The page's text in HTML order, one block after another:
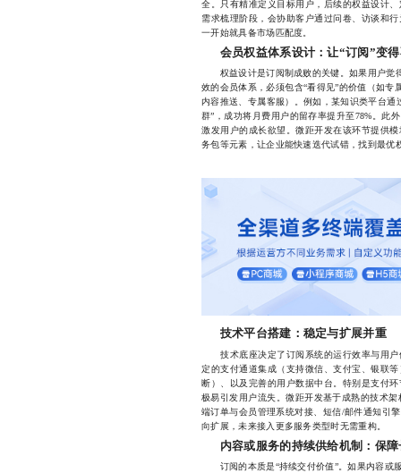
全。只有精准定义目标用户，后续的权益设计
需求梳理阶段，会协助客户通过问卷、访谈和
一开始就具备市场匹配度。
会员权益体系设计：让“订阅”变
权益设计是订阅制成败的关键。如果用户觉
效的会员体系，必须包含“看得见”的价值（如专
内容推送、专属客服）。例如，某知识类平台
群”，成功将月费用户的留存率提升至78%。此
激发用户的成长欲望。微距开发在该环节提供
务包等元素，让企业能快速迭代试错，找到最优
技术平台搭建：稳定与扩展并重
技术底座决定了订阅系统的运行效率与用户
定的支付通道集成（支持微信、支付宝、银联
断）、以及完善的用户数据中台。特别是支付
极易引发用户流失。微距开发基于成熟的技术
端订单与会员管理系统对接、短信/邮件通知引
向扩展，未来接入更多服务类型时无需重构。
内容或服务的持续供给机制：保
订阅的本质是“持续交付价值”。如果内容或